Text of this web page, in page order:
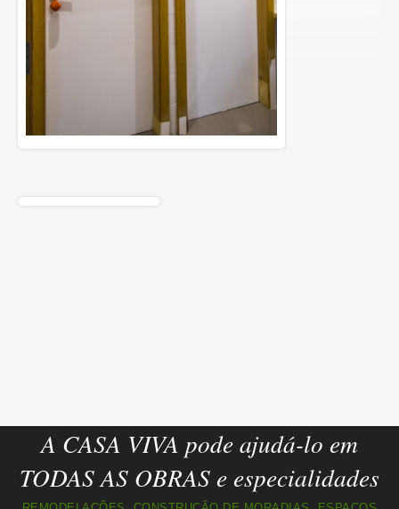
A CASA VIVA pode ajudá-lo em
TODAS AS OBRAS e especialidades